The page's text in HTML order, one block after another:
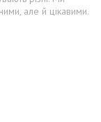
але й цікавими.